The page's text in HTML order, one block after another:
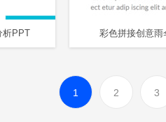
析PPT 彩色拼接创意
1 2 3